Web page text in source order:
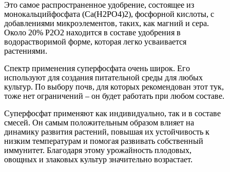
Это самое распространенное удобрение, состоящее из
монокальцийфосфата (Ca(Н2РО4)2), фосфорной кислоты, с
добавлениями микроэлементов, таких, как магний и сера.
Около 20% P2О2 находится в составе удобрения в
водорастворимой форме, которая легко усваивается
растениями.
Спектр применения суперфосфата очень широк. Его
используют для создания питательной среды для любых
культур. По выбору почв, для которых рекомендован этот тук,
тоже нет ограничений – он будет работать при любом составе.
Суперфосфат применяют как индивидуально, так и в составе
смесей. Он самым положительным образом влияет на
динамику развития растений, повышая их устойчивость к
низким температурам и помогая развивать собственный
иммунитет. Благодаря этому урожайность плодовых,
овощных и злаковых культур значительно возрастает.